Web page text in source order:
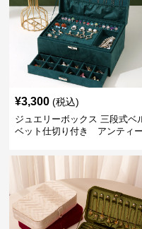
¥3,300 (税込)
ジュエリーボックス 三段式ベ
ベット仕切り付き アンティー